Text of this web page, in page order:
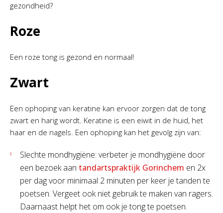
gezondheid?
Roze
Een roze tong is gezond en normaal!
Zwart
Een ophoping van keratine kan ervoor zorgen dat de tong
zwart en harig wordt. Keratine is een eiwit in de huid, het
haar en de nagels. Een ophoping kan het gevolg zijn van:
Slechte mondhygiëne: verbeter je mondhygiëne door
een bezoek aan tandartspraktijk Gorinchem en 2x
per dag voor minimaal 2 minuten per keer je tanden te
poetsen. Vergeet ook niet gebruik te maken van ragers.
Daarnaast helpt het om ook je tong te poetsen.